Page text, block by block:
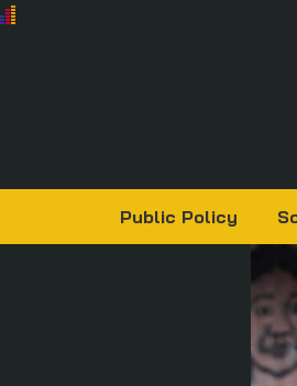
Public Policy